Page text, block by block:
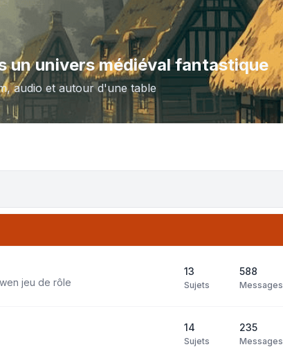
un univers médiéval fantastique
audio et autour d'une table
jeu de rôle
13
Sujets
588
Messages
14
Sujets
235
Messages